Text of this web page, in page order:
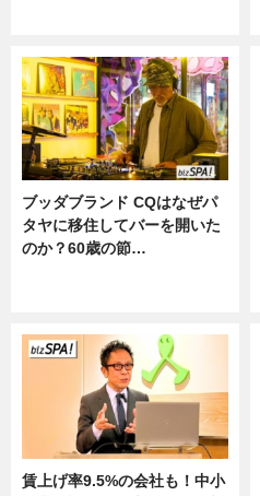
ブッダブランド CQはなぜパ
タヤに移住してバーを開いた
のか？60歳の節…
賃上げ率9.5%の会社も！中小